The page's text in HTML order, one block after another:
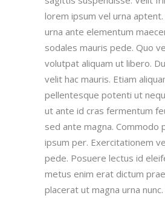
lorem ipsum vel urna
urna ante elementum
sodales mauris pede. Quo
volutpat aliquam ut libero.
velit hac mauris. Etiam
pellentesque potenti ut
ut ante id cras fermentum
sed ante magna. Commodo
ipsum per. Exercitationem
pede. Posuere lectus id
metus enim erat dictum
placerat ut magna urna